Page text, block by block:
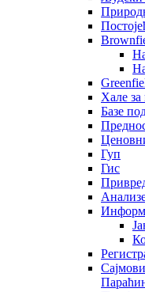
Хале за
Базе
Гуп
Гис